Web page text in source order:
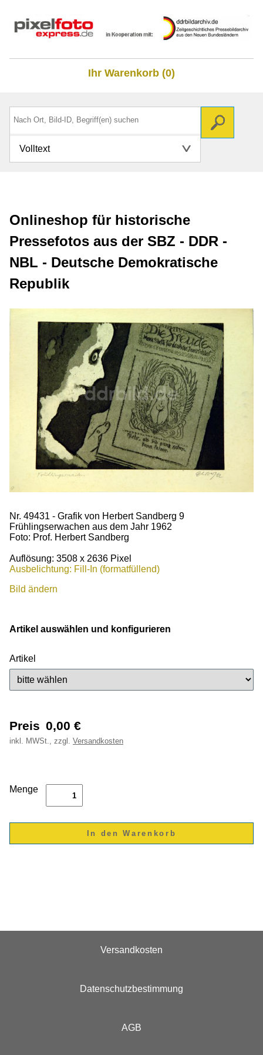
Ihr Warenkorb (0)
Volltext
Onlineshop für historische
Pressefotos aus der SBZ - DDR -
NBL - Deutsche Demokratische
Republik
Nr. 49431 - Grafik von Herbert Sandberg 9
Frühlingserwachen aus dem Jahr 1962
Foto: Prof. Herbert Sandberg
Auflösung: 3508 x 2636 Pixel
Ausbelichtung: Fill-In (formatfüllend)
Bild ändern
Artikel auswählen und konfigurieren
Artikel
Preis 0,00 €
inkl. MWSt., zzgl. Versandkosten
Menge
Versandkosten
Datenschutzbestimmung
AGB